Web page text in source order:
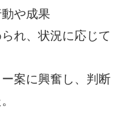
や成果
れ、状況に応じて
案に興奮し、判断